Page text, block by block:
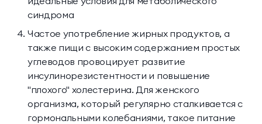
синдрома
Частое употребление жирных продуктов, а
также пищи с высоким содержанием простых
углеводов провоцирует развитие
инсулинорезистентности и повышение
"плохого" холестерина. Для женского
организма, который регулярно сталкивается с
гормональными колебаниями, такое питание